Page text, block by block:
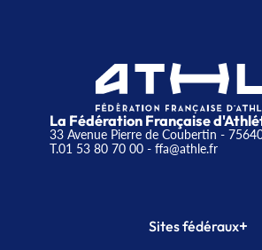
La Fédération Française
33 Avenue Pierre de Coubertin -
T.01 53 80 70 00- ffa@athle.fr
Sites fédéraux+